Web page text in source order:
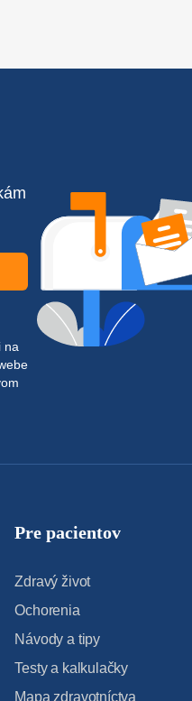
na
Pre pacientov
Zdravý život
Ochorenia
Návody a tipy
Testy a kalkulačky
Mapa zdravotníctva